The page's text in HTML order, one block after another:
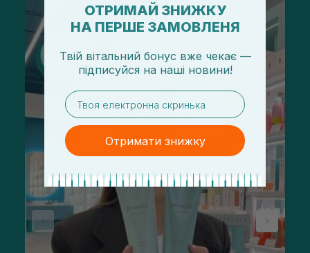
ОТРИМАЙ ЗНИЖКУ
НА ПЕРШЕ ЗАМОВЛЕНЯ
Твій вітальний бонус вже чекає —
підписуйся на наші новини!
email
Отримати знижку